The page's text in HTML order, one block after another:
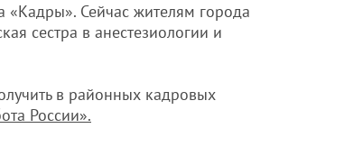
Сейчас жителям города
сестра в анестезиологии и
в районных кадровых
России».